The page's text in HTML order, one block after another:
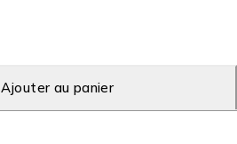
Ajouter au panier